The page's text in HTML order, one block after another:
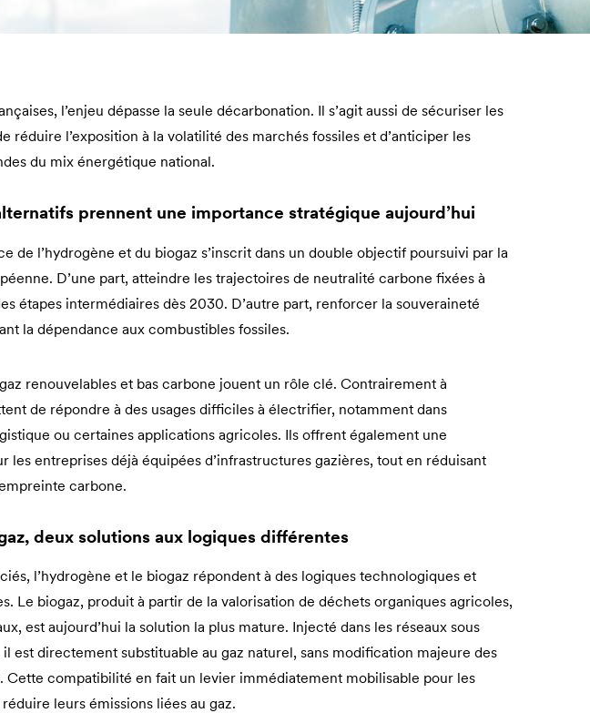
l’enjeu dépasse la seule décarbonation. Il s’agit aussi de sécuriser les
réduire l’exposition à la volatilité des marchés fossiles et d’anticiper les
du mix énergétique national.
prennent une importance stratégique aujourd’hui
de l’hydrogène et du biogaz s’inscrit dans un double objectif poursuivi par la
D’une part, atteindre les trajectoires de neutralité carbone fixées à
étapes intermédiaires dès 2030. D’autre part, renforcer la souveraineté
la dépendance aux combustibles fossiles.
renouvelables et bas carbone jouent un rôle clé. Contrairement à
de répondre à des usages difficiles à électrifier, notamment dans
ou certaines applications agricoles. Ils offrent également une
les entreprises déjà équipées d’infrastructures gazières, tout en réduisant
carbone.
deux solutions aux logiques différentes
l’hydrogène et le biogaz répondent à des logiques technologiques et
Le biogaz, produit à partir de la valorisation de déchets organiques agricoles,
est aujourd’hui la solution la plus mature. Injecté dans les réseaux sous
est directement substituable au gaz naturel, sans modification majeure des
Cette compatibilité en fait un levier immédiatement mobilisable pour les
leurs émissions liées au gaz.